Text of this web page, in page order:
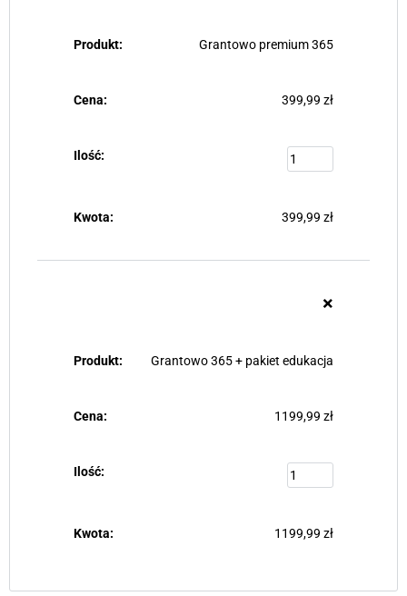
Grantowo premium 365
399,99 zł
399,99 zł
×
Grantowo 365 + pakiet edukacja
1199,99 zł
1199,99 zł